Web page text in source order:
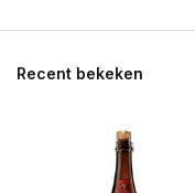
Recent bekeken